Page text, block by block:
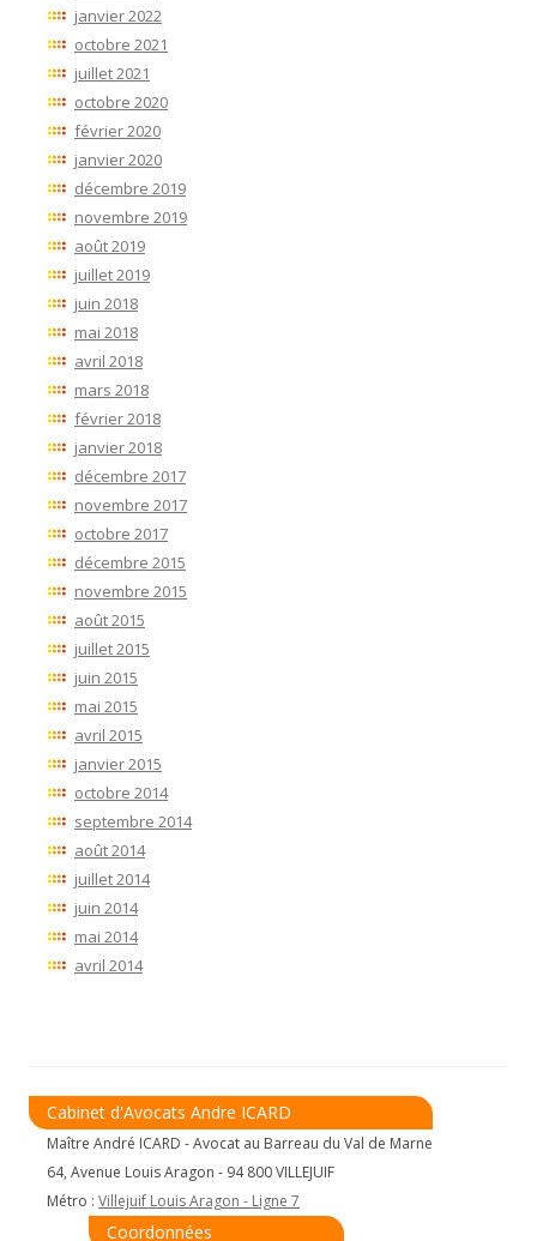
janvier 2022
octobre 2021
juillet 2021
octobre 2020
février 2020
janvier 2020
décembre 2019
novembre 2019
août 2019
juillet 2019
juin 2018
mai 2018
avril 2018
mars 2018
février 2018
janvier 2018
décembre 2017
novembre 2017
octobre 2017
décembre 2015
novembre 2015
août 2015
juillet 2015
juin 2015
mai 2015
avril 2015
janvier 2015
octobre 2014
septembre 2014
août 2014
juillet 2014
juin 2014
mai 2014
avril 2014
Cabinet d'Avocats Andre ICARD
Maître André ICARD - Avocat au Barreau du Val de Marne
64, Avenue Louis Aragon - 94 800 VILLEJUIF
Métro : Villejuif Louis Aragon - Ligne 7
Coordonnées